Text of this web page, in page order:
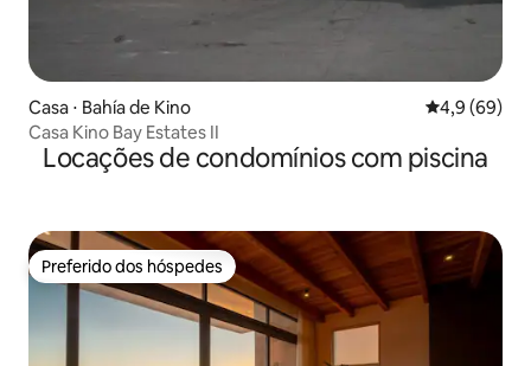
Casa ⋅ Bahía de Kino 4,9 de uma
4,9 (69)
Casa Kino Bay Estates II
Locações de condomínios com piscina
Preferido dos hóspedes
Preferido dos hóspedes